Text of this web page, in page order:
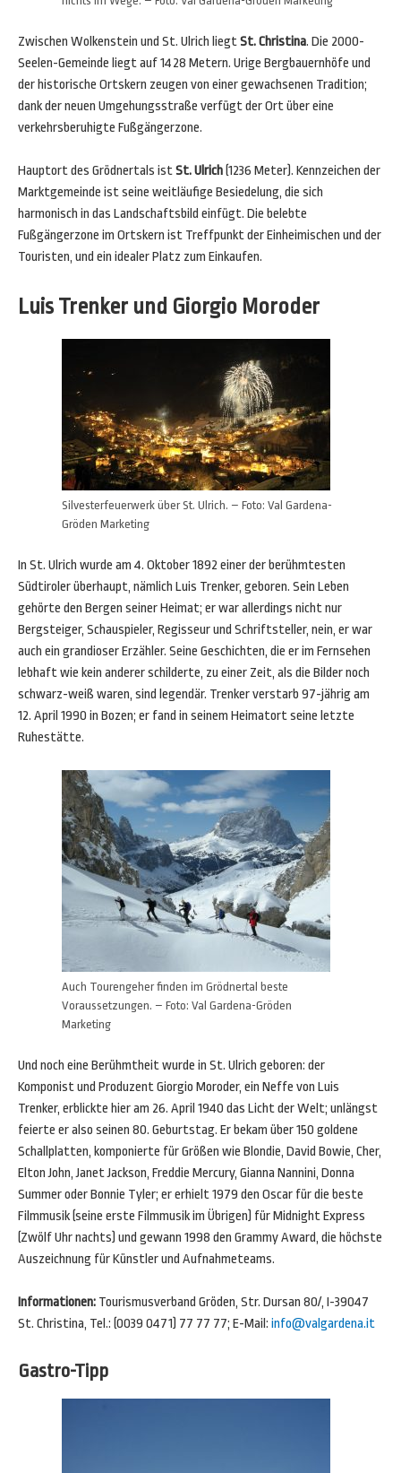
Zwischen Wolkenstein und St. Ulrich liegtSt. Christina. Die 2000-
Seelen-Gemeinde liegt auf 1428 Metern. Urige Bergbauernhöfe und
der historische Ortskern zeugen von einer gewachsenen Tradition;
dank der neuen Umgehungsstraße verfügt der Ort über eine
verkehrsberuhigte Fußgängerzone.
Hauptort des Grödnertals istSt. Ulrich (1236 Meter). Kennzeichen der
Marktgemeinde ist seine weitläufige Besiedelung, die sich
harmonisch in das Landschaftsbild einfügt. Die belebte
Fußgängerzone im Ortskern ist Treffpunkt der Einheimischen und der
Touristen, und ein idealer Platz zum Einkaufen.
Luis Trenker und Giorgio Moroder
Silvesterfeuerwerk über St. Ulrich. – Foto: Val Gardena-
Gröden Marketing
In St. Ulrich wurde am 4. Oktober 1892 einer der berühmtesten
Südtiroler überhaupt, nämlich Luis Trenker, geboren. Sein Leben
gehörte den Bergen seiner Heimat; er war allerdings nicht nur
Bergsteiger, Schauspieler, Regisseur und Schriftsteller, nein, er war
auch ein grandioser Erzähler. Seine Geschichten, die er im Fernsehen
lebhaft wie kein anderer schilderte, zu einer Zeit, als die Bilder noch
schwarz-weiß waren, sind legendär. Trenker verstarb 97-jährig am
12. April 1990 in Bozen; er fand in seinem Heimatort seine letzte
Ruhestätte.
Auch Tourengeher finden im Grödnertal beste
Voraussetzungen. – Foto: Val Gardena-Gröden
Marketing
Und noch eine Berühmtheit wurde in St. Ulrich geboren: der
Komponist und Produzent Giorgio Moroder, ein Neffe von Luis
Trenker, erblickte hier am 26. April 1940 das Licht der Welt; unlängst
feierte er also seinen 80. Geburtstag. Er bekam über 150 goldene
Schallplatten, komponierte für Größen wie Blondie, David Bowie, Cher,
Elton John, Janet Jackson, Freddie Mercury, Gianna Nannini, Donna
Summer oder Bonnie Tyler; er erhielt 1979 den Oscar für die beste
Filmmusik (seine erste Filmmusik im Übrigen) für Midnight Express
(Zwölf Uhr nachts) und gewann 1998 den Grammy Award, die höchste
Auszeichnung für Künstler und Aufnahmeteams.
Informationen: Tourismusverband Gröden, Str. Dursan 80/, I-39047
St. Christina, Tel.: (0039 0471) 77 77 77; E-Mail: info@valgardena.it
Gastro-Tipp